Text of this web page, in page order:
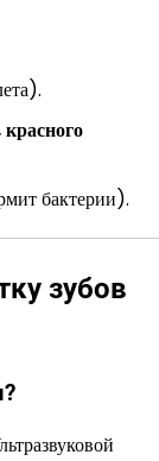
бактерии).
зубов